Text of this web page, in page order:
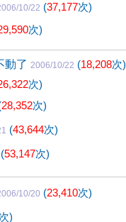
10/22 (37,177次)
次)
動了 2006/10/22 (18,208次)
次)
28,352次)
(43,644次)
(53,147次)
10/20 (23,410次)
次)